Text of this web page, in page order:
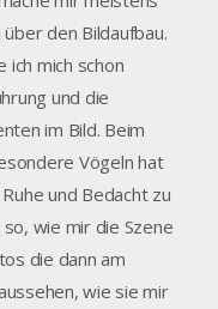
den Bildaufbau.
ich mich schon
und die
im Bild. Beim
Vögeln hat
und Bedacht zu
wie mir die Szene
die dann am
wie sie mir